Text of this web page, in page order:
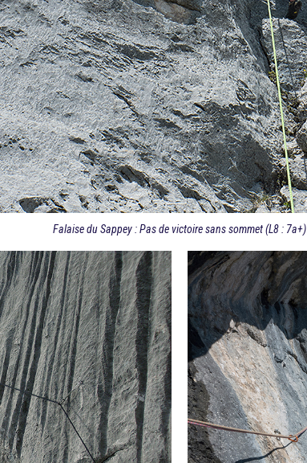
Falaise du Sappey : Pas de victoire sans sommet (L8 : 7a+)